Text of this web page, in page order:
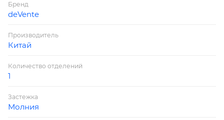
Бренд
deVente
Производитель
Китай
Количество отделений
1
Застежка
Молния